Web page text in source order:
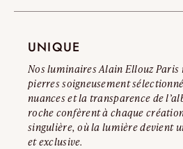
Lire l’avertissement complet
UNIQUE
Nos luminaires Alain Ellouz Paris
pierres soigneusement
nuances et la transparence de
roche confèrent à chaque
singulière, où la lumière devient
et exclusive.